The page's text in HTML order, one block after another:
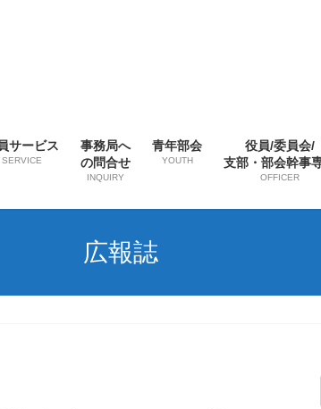
サービス
SERVICE
事務局へ
の問合せ
INQUIRY
青年部会
YOUTH
役員/委員会/
支部・部会幹事
OFFICER
広報誌